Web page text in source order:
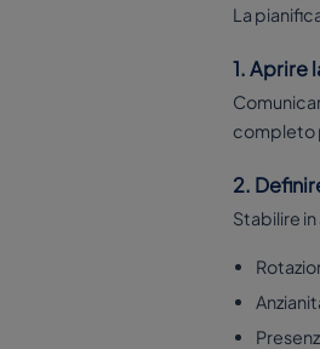
La
1. Aprire
completo
2.
Stabilire